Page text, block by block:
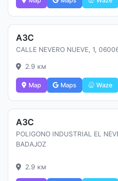
АЗС
CALLE NEVERO NUEVE, 1,
2.9 км
Map Maps Waze
АЗС
POLIGONO INDUSTRIAL EL
BADAJOZ
2.9 км